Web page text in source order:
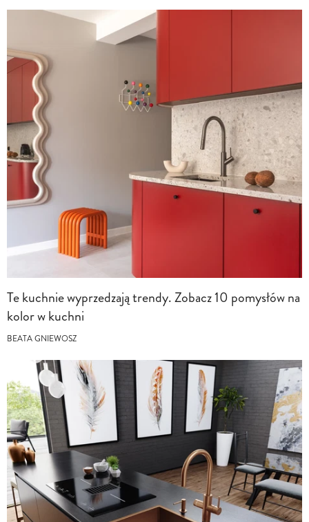
Te kuchnie wyprzedzają trendy. Zobacz 10 pomysłów na
kolor w kuchni
BEATA GNIEWOSZ